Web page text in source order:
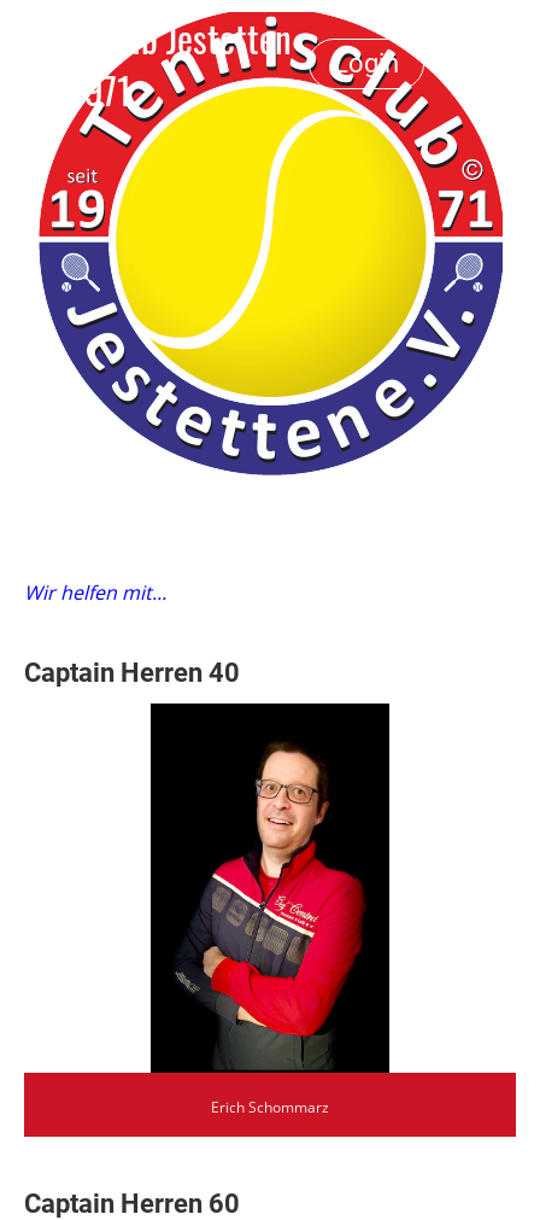
Tennisclub Jestetten
e.V. 1971
Login
Wir helfen mit...
Captain Herren 40
Erich Schommarz
Captain Herren 60